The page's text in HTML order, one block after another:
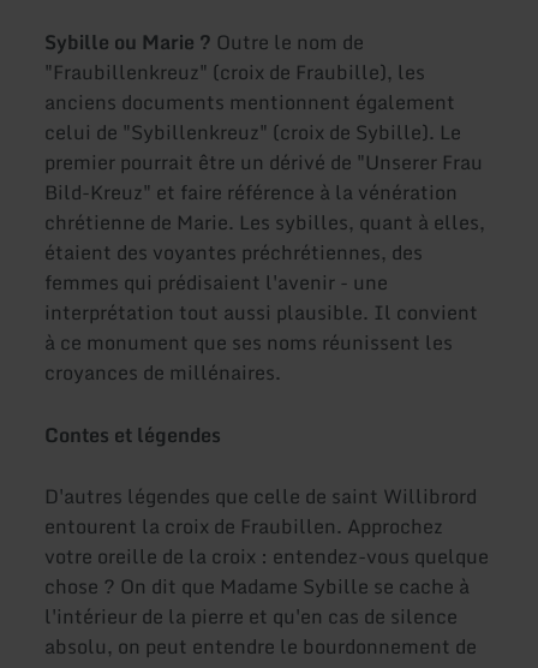
Sybille ou Marie ? Outre le nom de
"Fraubillenkreuz" (croix de Fraubille), les
anciens documents mentionnent également
celui de "Sybillenkreuz" (croix de Sybille). Le
premier pourrait être un dérivé de "Unserer Frau
Bild-Kreuz" et faire référence à la vénération
chrétienne de Marie. Les sybilles, quant à elles,
étaient des voyantes préchrétiennes, des
femmes qui prédisaient l'avenir - une
interprétation tout aussi plausible. Il convient
à ce monument que ses noms réunissent les
croyances de millénaires.
Contes et légendes
D'autres légendes que celle de saint Willibrord
entourent la croix de Fraubillen. Approchez
votre oreille de la croix : entendez-vous quelque
chose ? On dit que Madame Sybille se cache à
l'intérieur de la pierre et qu'en cas de silence
absolu, on peut entendre le bourdonnement de